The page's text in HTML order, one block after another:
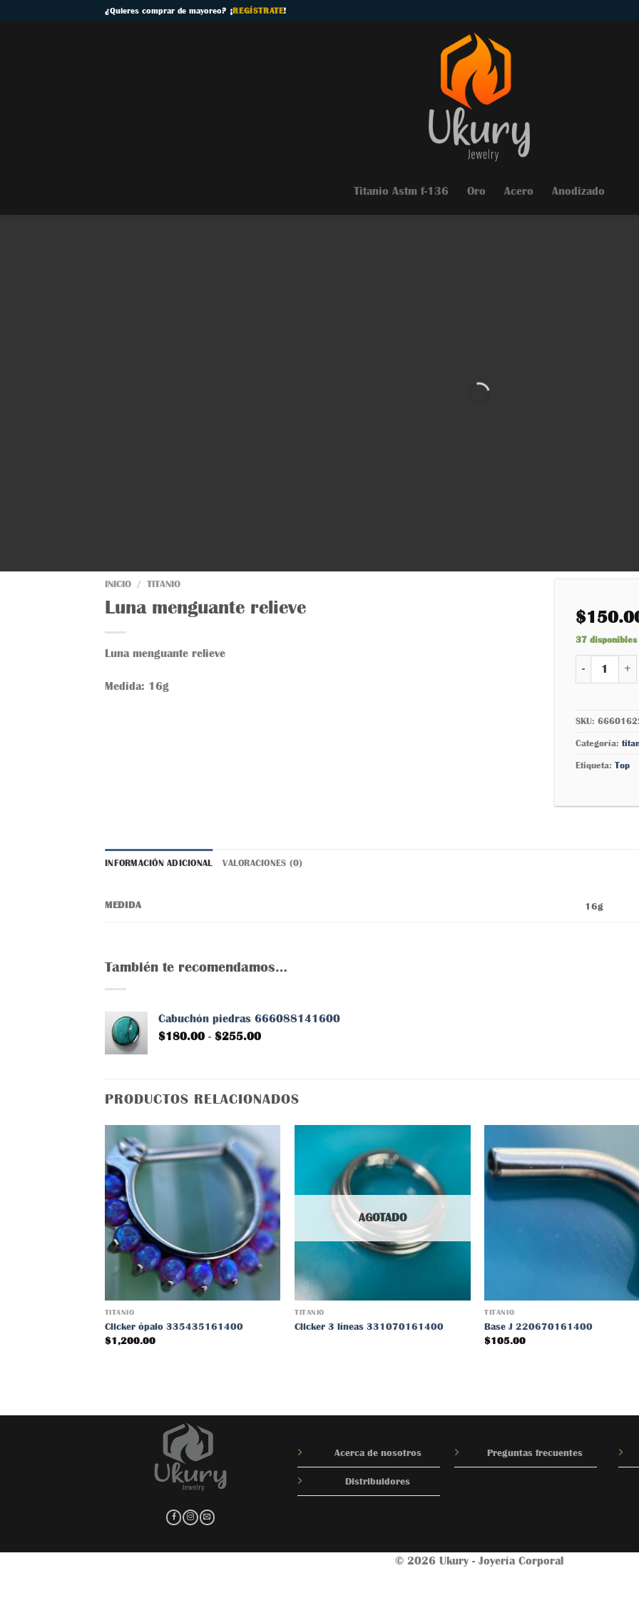
¿Quieres comprar de mayoreo? ¡REGÍSTRATE!
Titanio Astm f-136 Oro Acero Anodizado
INICIO / TITANIO
Luna menguante relieve
Luna menguante relieve
Medida: 16g
$
37 disponibles
Luna
SKU:
Categoría:
Etiqueta: Top
INFORMACIÓN ADICIONAL VALORACIONES (0)
MEDIDA 16g
También te recomendamos…
Cabuchón piedras 666088141600
$180.00 - $255.00Rango
$180.00
$255.00
PRODUCTOS RELACIONADOS
Añadir
a la
lista
de
deseos
TITANIO
Clicker ópalo 335435161400
$1,200.00
Añadir
lista
AGOTADO
TITANIO
Clicker 3 líneas 331070161400
a
TITANIO
Base J 220670161400
$105.00
Acerca de nosotros
Distribuidores
Preguntas frecuentes
© 2026 Ukury - Joyería Corporal